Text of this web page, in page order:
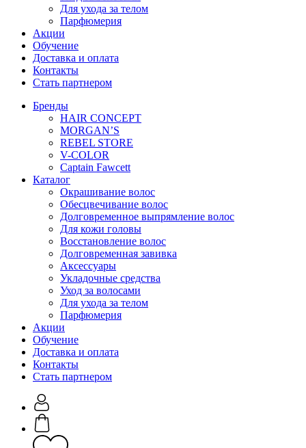
Для ухода за телом
Парфюмерия
Акции
Обучение
Доставка и оплата
Контакты
Стать партнером
Бренды
HAIR CONCEPT
MORGAN’S
REBEL STORE
V-COLOR
Captain Fawcett
Каталог
Окрашивание волос
Обесцвечивание волос
Долговременное выпрямление волос
Для кожи головы
Восстановление волос
Долговременная завивка
Аксессуары
Укладочные средства
Уход за волосами
Для ухода за телом
Парфюмерия
Акции
Обучение
Доставка и оплата
Контакты
Стать партнером